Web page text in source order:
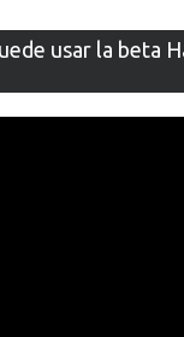
usar la beta